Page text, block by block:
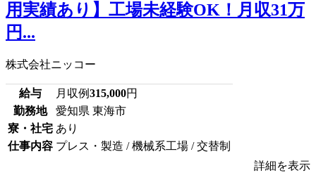
用実績あり】工場未経験OK！月収31万
円...
株式会社ニッコー
給与 月収例315,000円
勤務地
愛知県 東海市
寮・社宅 あり
仕事内容 プレス・製造 / 機械系工場 / 交替制
詳細を表示